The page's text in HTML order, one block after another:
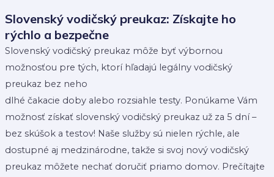
Slovenský vodičský preukaz: Získajte ho
rýchlo a bezpečne
Slovenský vodičský preukaz môže byť výbornou
možnosťou pre tých, ktorí hľadajú legálny vodičský
preukaz bez neho
dlhé čakacie doby alebo rozsiahle testy. Ponúkame Vám
možnosť získať slovenský vodičský preukaz už za 5 dní –
bez skúšok a testov! Naše služby sú nielen rýchle, ale
dostupné aj medzinárodne, takže si svoj nový vodičský
preukaz môžete nechať doručiť priamo domov. Prečítajte